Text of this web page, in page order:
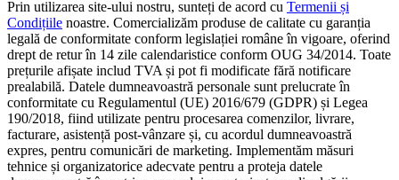
Prin utilizarea site-ului nostru, sunteți de acord cu Termenii și
Condițiile noastre. Comercializăm produse de calitate cu garanția
legală de conformitate conform legislației române în vigoare, oferind
drept de retur în 14 zile calendaristice conform OUG 34/2014. Toate
prețurile afișate includ TVA și pot fi modificate fără notificare
prealabilă. Datele dumneavoastră personale sunt prelucrate în
conformitate cu Regulamentul (UE) 2016/679 (GDPR) și Legea
190/2018, fiind utilizate pentru procesarea comenzilor, livrare,
facturare, asistență post-vânzare și, cu acordul dumneavoastră
expres, pentru comunicări de marketing. Implementăm măsuri
tehnice și organizatorice adecvate pentru a proteja datele